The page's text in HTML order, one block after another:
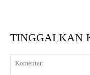
TINGGALKAN